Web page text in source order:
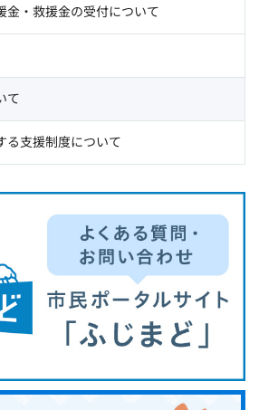
金・救援金の受付について
て
る支援制度について